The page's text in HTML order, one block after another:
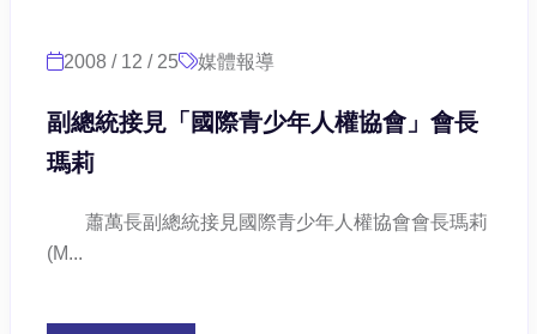
2008 / 12 / 25 媒體報導
副總統接見「國際青少年人權協會」會長
瑪莉
蕭萬長副總統接見國際青少年人權協會會長瑪莉
(M...